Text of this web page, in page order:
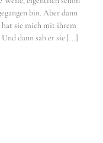
bin. Aber dann
hat sie mich mit ihrem
dann sah er sie [...]